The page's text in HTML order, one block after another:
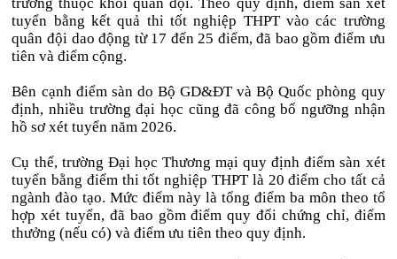
tuyển bằng kết quả thi tốt nghiệp THPT vào các trường
quân đội dao động từ 17 đến 25 điểm, đã bao gồm điểm ưu
tiên và điểm cộng.
Bên cạnh điểm sàn do Bộ GD&ĐT và Bộ Quốc phòng quy
định, nhiều trường đại học cũng đã công bố ngưỡng nhận
hồ sơ xét tuyển năm 2026.
Cụ thể, trường Đại học Thương mại quy định điểm sàn xét
tuyển bằng điểm thi tốt nghiệp THPT là 20 điểm cho tất cả
ngành đào tạo. Mức điểm này là tổng điểm ba môn theo tổ
hợp xét tuyển, đã bao gồm điểm quy đổi chứng chỉ, điểm
thưởng (nếu có) và điểm ưu tiên theo quy định.